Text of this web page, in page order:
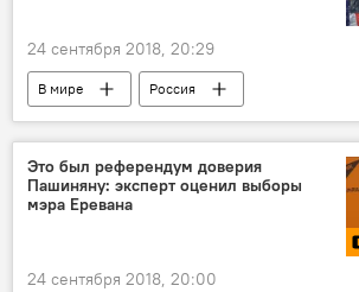
24 сентября 2018, 20:29
В мире
Россия
Чемпионат мира по футболу 2018 в фотографиях
Хорватия
ЧМ футболист
Это был референдум доверия
Пашиняну: эксперт оценил выборы
мэра Еревана
24 сентября 2018, 20:00